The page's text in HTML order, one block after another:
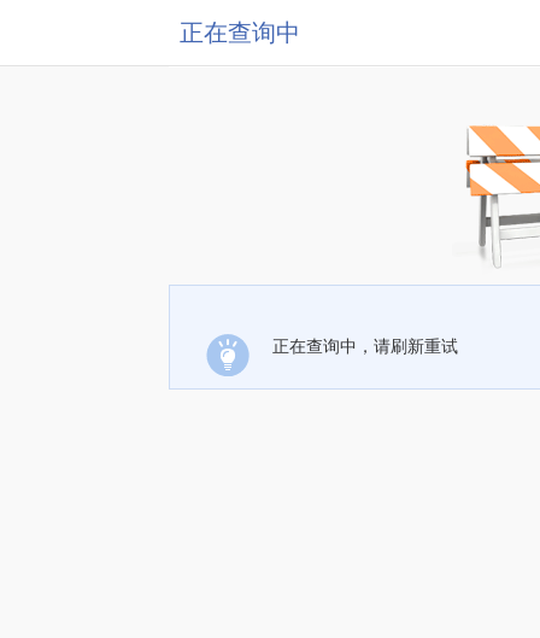
正在查询中
正在查询中，请刷新重试